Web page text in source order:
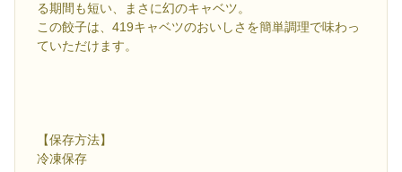
る期間も短い、まさに幻のキャベツ。
この餃子は、419キャベツのおいしさを簡単調理で味わっ
ていただけます。
【保存方法】
冷凍保存